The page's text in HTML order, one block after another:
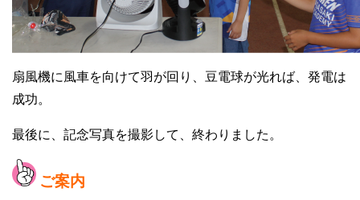
扇風機に風車を向けて羽が回り、豆電球が光れば、発電は
成功。
最後に、記念写真を撮影して、終わりました。
ご案内